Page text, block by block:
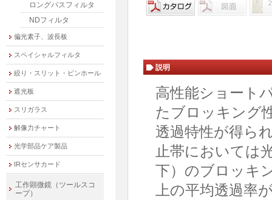
説明
高性能ショート
たブロッキング
透過特性が得ら
止帯においては
下）のブロッキ
上の平均透過率
ロングパスフィルタ
NDフィルタ
偏光素子、波長板
スペイシャルフィルタ
絞り・スリット・ピンホール
遮光板
スリガラス
解像力チャート
光学部品ケア製品
IRセンサカード
工作顕微鏡（ツールスコ
ープ）